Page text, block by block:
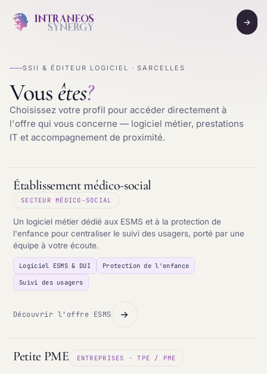
→
SSII & ÉDITEUR LOGICIEL · SARCELLES
Vous êtes?
Choisissez votre profil pour accéder directement à
l'offre qui vous concerne — logiciel métier, prestations
IT et accompagnement de proximité.
Établissement médico-social
SECTEUR MÉDICO-SOCIAL
Un logiciel métier dédié aux ESMS et à la protection de
l'enfance pour centraliser le suivi des usagers, porté par une
équipe à votre écoute.
Logiciel ESMS & DUI
Protection de l'enfance
Suivi des usagers
Découvrir l'offre ESMS
Petite PME ENTREPRISES · TPE / PME